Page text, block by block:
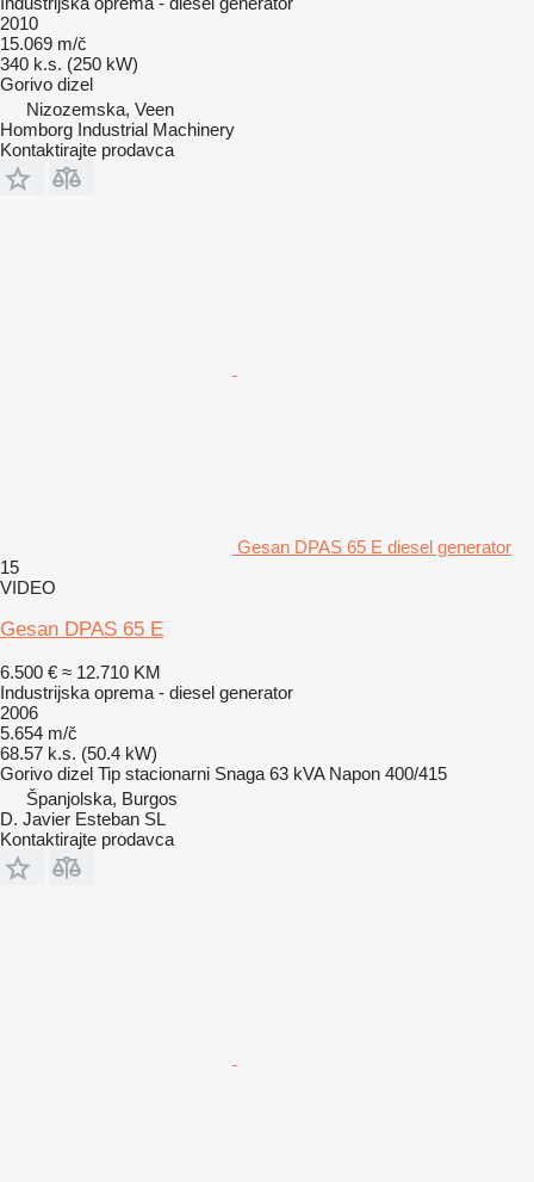
2010
15.069 m/č
340 k.s. (250 kW)
Gorivo dizel
Nizozemska, Veen
Homborg Industrial Machinery
Kontaktirajte prodavca
Gesan DPAS 65 E diesel generator
15
VIDEO
Gesan DPAS 65 E
6.500 € ≈ 12.710 KM
Industrijska oprema - diesel generator
2006
5.654 m/č
68.57 k.s. (50.4 kW)
Gorivo dizel Tip stacionarni Snaga 63 kVA Napon 400/415
Španjolska, Burgos
D. Javier Esteban SL
Kontaktirajte prodavca